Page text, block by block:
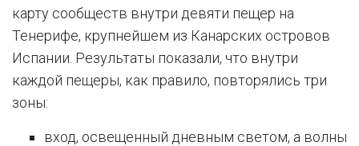
карту сообществ внутри девяти пещер на
Тенерифе, крупнейшем из Канарских островов
Испании. Результаты показали, что внутри
каждой пещеры, как правило, повторялись три
зоны:
вход, освещенный дневным светом, а волны